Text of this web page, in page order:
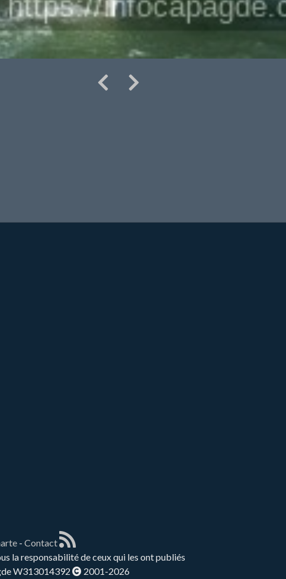
- Contact
la responsabilité de ceux qui les ont publiés
W313014392
2001-2026